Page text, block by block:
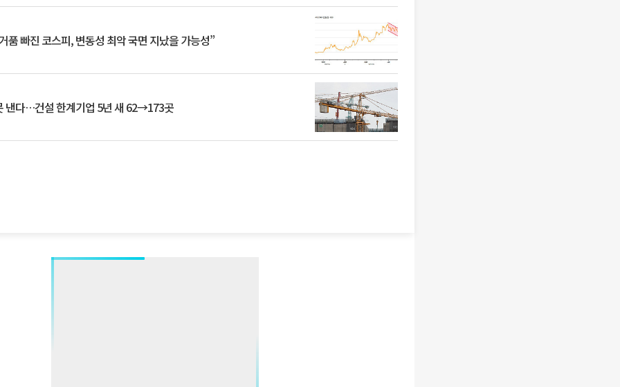
품 빠진 코스피, 변동성 최악 국면 지났을 가능성”
낸다…건설 한계기업 5년 새 62→173곳